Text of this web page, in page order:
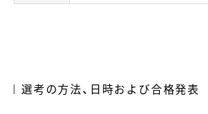
選考の方法、日時および合格発表